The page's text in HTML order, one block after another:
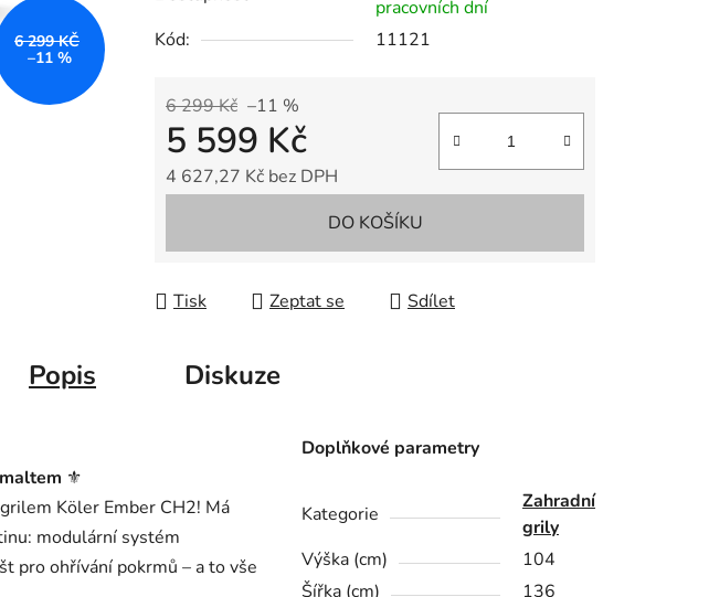
pracovních dní
Kód:
11121
6 299 Kč –11 %
5 599 Kč
4 627,27 Kč bez DPH
DO KOŠÍKU
Tisk Zeptat se Sdílet
6 299 KČ
–11 %
Popis Diskuze
⚜️
Köler Ember CH2! Má
modulární systém
pro ohřívání pokrmů – a to vše
Doplňkové parametry
Kategorie
Zahradní
grily
Výška (cm)
104
Šířka (cm)
136